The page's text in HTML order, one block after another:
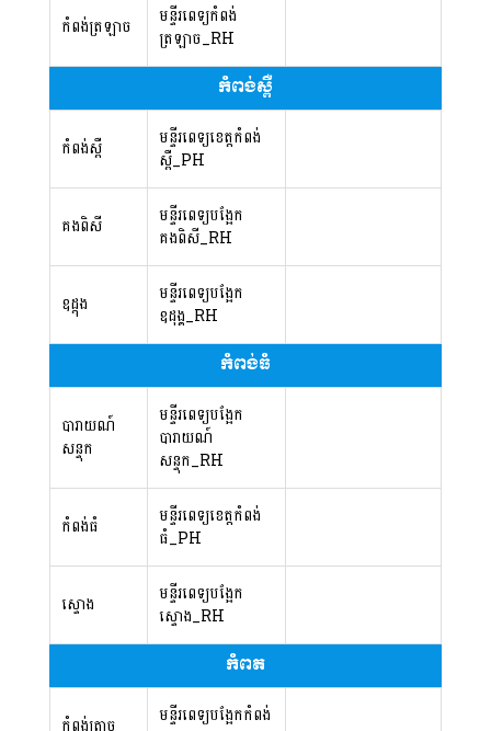
កំពង់ត្រឡាច
មន្ទីរពេទ្យកំពង់
ត្រឡាច_RH
កំពង់ស្ពឺ
កំពង់ស្ពឺ
មន្ទីរពេទ្យខេត្តកំពង់
ស្ពឺ_PH
គងពិសី
មន្ទីរពេទ្យបង្អែក
គងពិសី_RH
ឧដ្ដុង
មន្ទីរពេទ្យបង្អែក
ឧដុង្គ_RH
កំពង់ធំ
បារាយណ៍
សន្ទុក
មន្ទីរពេទ្យបង្អែក
បារាយណ៍
សន្ទុក_RH
កំពង់ធំ
មន្ទីរពេទ្យខេត្តកំពង់
ធំ_PH
ស្ទោង
មន្ទីរពេទ្យបង្អែក
ស្ទោង_RH
កំពត
មន្ទីរពេទ្យបង្អែកកំពង់